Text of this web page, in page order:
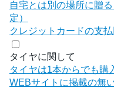
自宅とは別の場所に贈
定）
クレジットカードの支
タイヤに関して
タイヤは1本からでも購
WEBサイトに掲載の無